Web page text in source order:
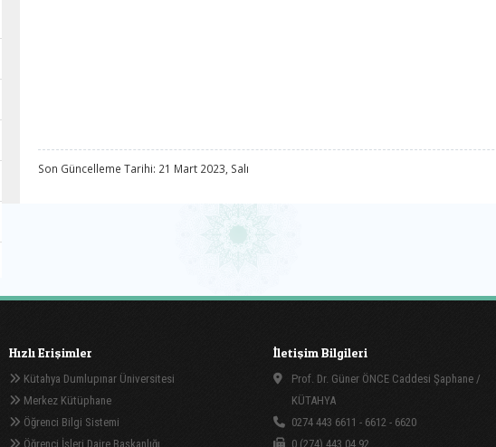
Son Güncelleme Tarihi: 21 Mart 2023, Salı
Hızlı Erişimler
Kütahya Dumlupınar Üniversitesi
Merkez Kütüphane
Öğrenci Bilgi Sistemi
Öğrenci İşleri Daire Başkanlığı
İletişim Bilgileri
Prof. Dr. Güner ÖNCE Caddesi Şaphane /
KÜTAHYA
0274 443 6611 - 6612 - 6620
0 (274) 443 04 92